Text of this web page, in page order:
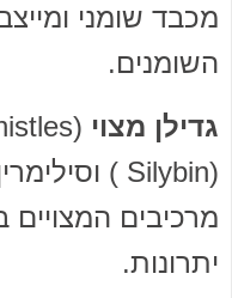
מכבד שומני
השומנים.
גדילן מצוי
מרכיבים המצויים
יתרונות.